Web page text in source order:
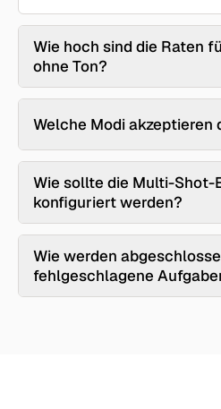
Wie hoch sind die Raten
ohne Ton?
Welche Modi akzeptieren
Wie sollte die Multi-Shot-
konfiguriert werden?
Wie werden
fehlgeschlagene